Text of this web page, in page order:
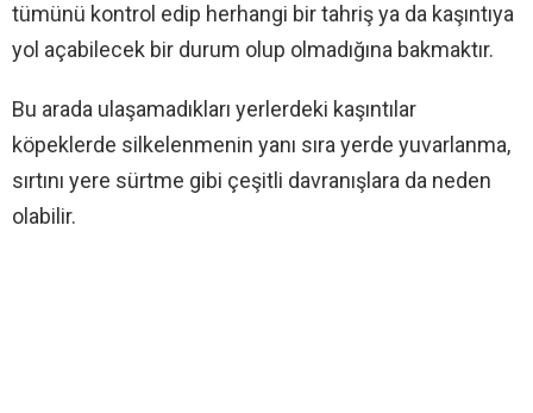
tümünü kontrol edip herhangi bir tahriş ya da kaşıntıya
yol açabilecek bir durum olup olmadığına bakmaktır.
Bu arada ulaşamadıkları yerlerdeki kaşıntılar
köpeklerde silkelenmenin yanı sıra yerde yuvarlanma,
sırtını yere sürtme gibi çeşitli davranışlara da neden
olabilir.